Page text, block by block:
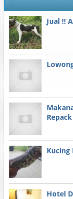
Jual !!
Kucing
Hotel